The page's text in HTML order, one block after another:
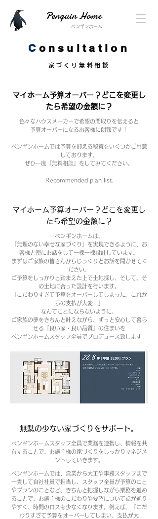
Penguin Home
ペンギンホーム
C onsultation
家づくり無料相談
マイホーム予算オーバー？どこを変更し
たら希望の金額に？
色々なハウスメーカーで希望の間取りを伝えると
予算オーバーになるお客様に朗報です！
ペンギンホームでは予算を抑える秘策をいくつかご用意
しております。
ぜひ一度「無料相談」をしてみてください。
Recommended plan list.
マイホーム予算オーバー？どこを変更し
たら希望の金額に？
ペンギンホームは、
「無理のない幸せな家づくり」を実現できるように、お
客様と密にお話をして一棟一棟設計しています。
まずはご家族の皆さんからじっくりとお話を聞かせてく
ださい。
ご予算をしっかりと踏まえた上で土地探し、そして、そ
の土地に合った設計を行います。
「こだわりすぎて予算をオーバーしてしまった。これか
らの支払が大変…」
なんてことにならないように。
ご家族の夢をきちんと叶えながら、ずっと安心して暮ら
せる「良い家・良い品質」の住まいを
ペンギンホームスタッフ全員でプロデュース致します。
無駄の少ない家づくりをサポート。
ペンギンホームスタッフ全員で業務を連携し、情報を共
有することで、お施主様の家づくりをしっかりマネジメ
ントしていきます。
ペンギンホームでは、営業から大工や事務スタッフまで
一貫して自社社員で担当し、スタッフ全員が予算のこと
やプランのことなど、きちんと把握しながら業務を進め
ることで、お施主様のこだわりや要望について話が通り
やすく、時間のロスも少なくなります。例えば、「こだ
わりすぎて予算をオーバーしてしまい、支払が大